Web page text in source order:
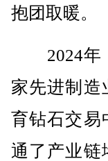
抱团取暖。
2024年，
家先进制造
育钻石交易
通了产业链